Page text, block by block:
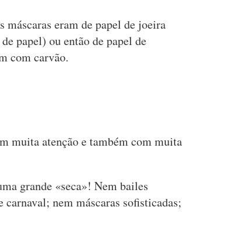
máscaras eram de papel de joeira
papel) ou então de papel de
com carvão.
muita atenção e também com muita
grande «seca»! Nem bailes
nem máscaras sofisticadas;